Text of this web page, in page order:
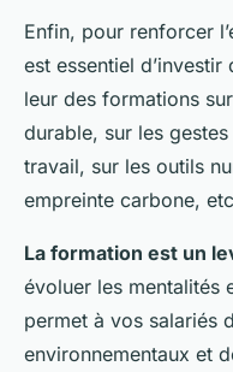
Enfin, pour renforcer
est essentiel
leur des formations
durable, sur les
travail, sur les outils
empreinte carbone,
La formation est un
évoluer les mentalités
permet à vos salariés
environnementaux et